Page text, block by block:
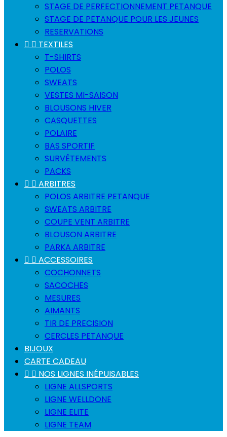
STAGE DE PERFECTIONNEMENT PETANQUE
STAGE DE PETANQUE POUR LES JEUNES
RESERVATIONS
  TEXTILES
T-SHIRTS
POLOS
SWEATS
VESTES MI-SAISON
BLOUSONS HIVER
CASQUETTES
POLAIRE
BAS SPORTIF
SURVÊTEMENTS
PACKS
  ARBITRES
POLOS ARBITRE PETANQUE
SWEATS ARBITRE
COUPE VENT ARBITRE
BLOUSON ARBITRE
PARKA ARBITRE
  ACCESSOIRES
COCHONNETS
SACOCHES
MESURES
AIMANTS
TIR DE PRECISION
CERCLES PETANQUE
BIJOUX
CARTE CADEAU
  NOS LIGNES INÉPUISABLES
LIGNE ALLSPORTS
LIGNE WELLDONE
LIGNE ELITE
LIGNE TEAM